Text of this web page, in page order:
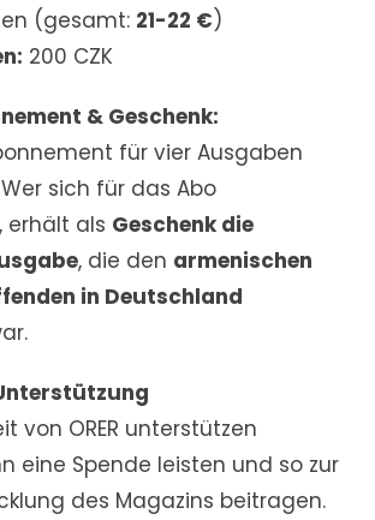
(gesamt: 21-22 €)
200 CZK
& Geschenk:
für vier Ausgaben
Wer sich für das Abo
erhält als Geschenk die
, die den armenischen
in Deutschland
von ORER unterstützen
eine Spende leisten und so zur
des Magazins beitragen.